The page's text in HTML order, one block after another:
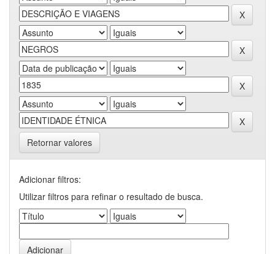
Retornar valores
Adicionar filtros:
Utilizar filtros para refinar o resultado de busca.